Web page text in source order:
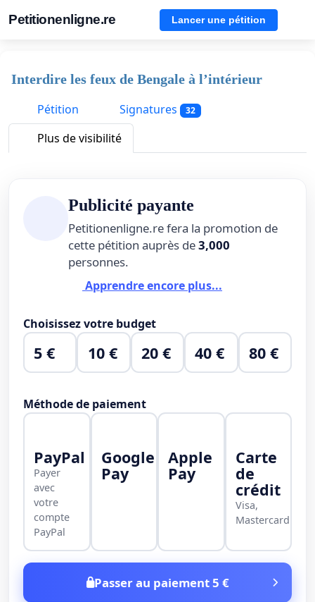
Petitionenligne.re Lancer une pétition
Interdire les feux de Bengale à l’intérieur
Pétition
Signatures 32
Plus de visibilité
Publicité payante
Petitionenligne.re fera la promotion de
cette pétition auprès de3,000
personnes.
Apprendre encore plus...
Choisissez votre budget
5 € 10 € 20 € 40 € 80 €
Méthode de paiement
PayPal
Payer
avec
votre
compte
PayPal
Google
Pay
Apple
Pay
Carte
de
crédit
Visa,
Mastercard
Passer au paiement 5 €